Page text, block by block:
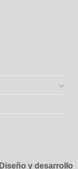
Diseño y desarrollo